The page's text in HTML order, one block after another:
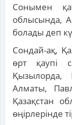
Сонымен
облысында,
болады деп
Сондай-ақ,
өрт қаупі
Қызылорда,
Алматы,
Қазақстан
өңірлерінде